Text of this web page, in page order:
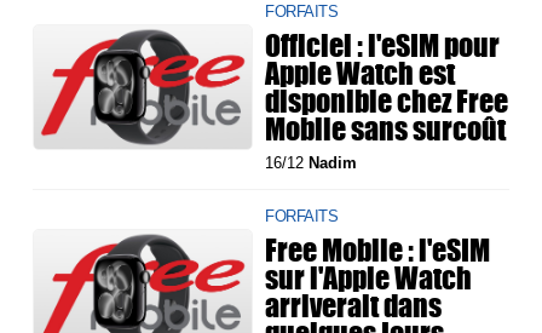
FORFAITS
Officiel : l'eSIM pour
Apple Watch est
disponible chez Free
Mobile sans surcoût
16/12 Nadim
FORFAITS
Free Mobile : l'eSIM
sur l'Apple Watch
arriverait dans